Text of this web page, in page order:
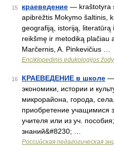
15 краеведение — kraštotyra
apibrėžtis Mokymo šaltinis,
geografiją, istoriją,
reikšmę ir metodiką plačiau
Marčernis, A. Pinkevičius …
Enciklopedinis edukologijos
16 КРАЕВЕДЕНИЕ в школе —
экономики, истории и
микрорайона, города,
приобретение учащимися
учителя или из уч.
знаний&#8230; …
Российская педагогическая